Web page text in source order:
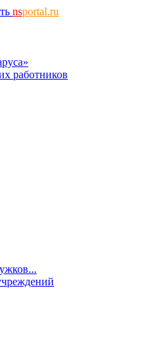
nsportal.ru
работников